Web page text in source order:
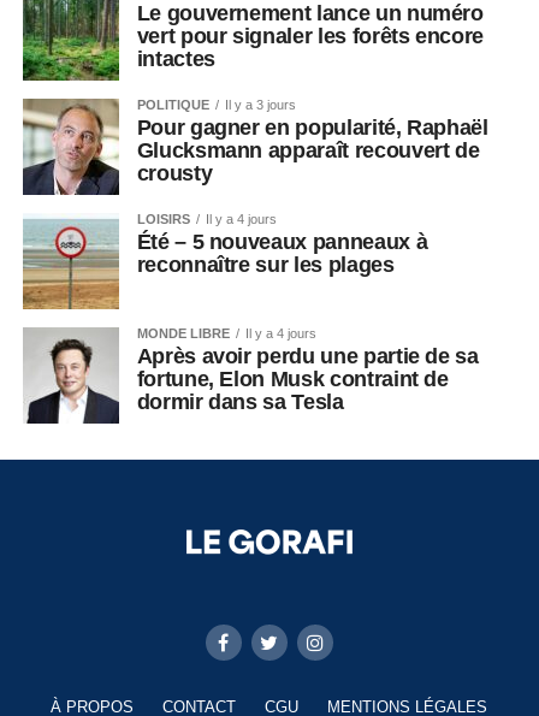
Le gouvernement lance un numéro
vert pour signaler les forêts encore
intactes
POLITIQUE Il y a 3 jours
Pour gagner en popularité, Raphaël
Glucksmann apparaît recouvert de
crousty
LOISIRS Il y a 4 jours
Été – 5 nouveaux panneaux à
reconnaître sur les plages
MONDE LIBRE Il y a 4 jours
Après avoir perdu une partie de sa
fortune, Elon Musk contraint de
dormir dans sa Tesla
À PROPOS CONTACT CGU MENTIONS LÉGALES